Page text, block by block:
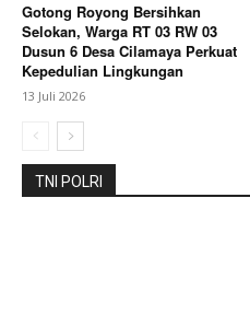
Gotong Royong Bersihkan
Selokan, Warga RT 03 RW 03
Dusun 6 Desa Cilamaya Perkuat
Kepedulian Lingkungan
13 Juli 2026
TNI POLRI